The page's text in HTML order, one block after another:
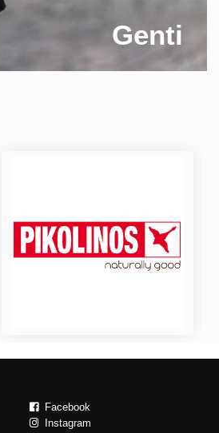
Genti
Facebook
Instagram